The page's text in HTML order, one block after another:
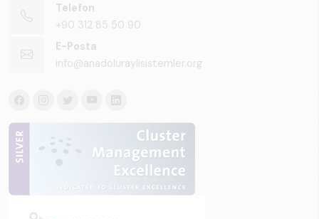
Telefon
+90 312 85 50 90
E-Posta
info@anadoluraylisistemler.org